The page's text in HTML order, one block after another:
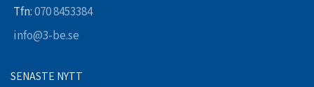
Tfn:070 8453384
info@3-be.se
SENASTE NYTT